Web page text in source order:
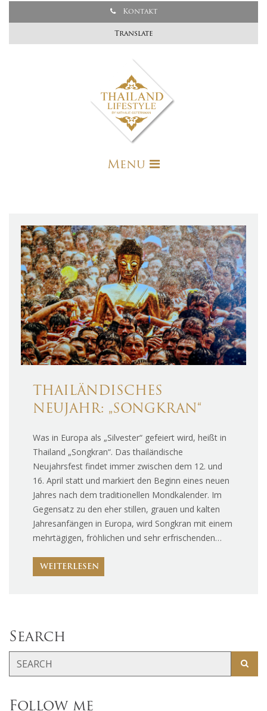
Kontakt
Translate
Menu
THAILÄNDISCHES
NEUJAHR: „SONGKRAN“
Was in Europa als „Silvester“ gefeiert wird, heißt in
Thailand „Songkran“. Das thailändische
Neujahrsfest findet immer zwischen dem 12. und
16. April statt und markiert den Beginn eines neuen
Jahres nach dem traditionellen Mondkalender. Im
Gegensatz zu den eher stillen, grauen und kalten
Jahresanfängen in Europa, wird Songkran mit einem
mehrtägigen, fröhlichen und sehr erfrischenden…
WEITERLESEN
Search
Follow me